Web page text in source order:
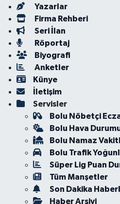
Yazarlar
Firma Rehberi
Seri İlan
Röportaj
Biyografi
Anketler
Künye
İletişim
Servisler
Bolu Nöbetçi
Bolu Hava
Bolu Namaz
Bolu Trafik
Süper Lig Puan
Tüm Manşetler
Son Dakika
Haber Arşivi